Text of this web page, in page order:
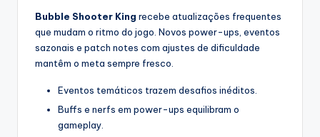
Bubble Shooter King recebe atualizações frequentes
que mudam o ritmo do jogo. Novos power-ups, eventos
sazonais e patch notes com ajustes de dificuldade
mantêm o meta sempre fresco.
Eventos temáticos trazem desafios inéditos.
Buffs e nerfs em power-ups equilibram o
gameplay.